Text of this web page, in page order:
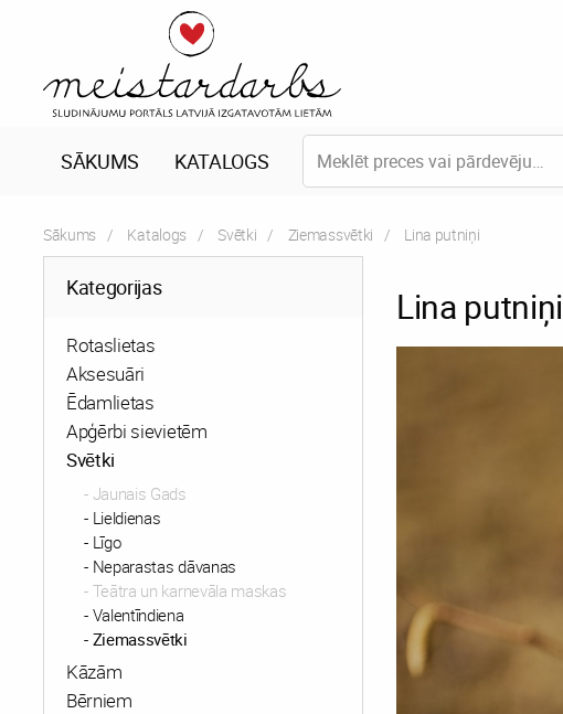
SĀKUMS KATALOGS
Sākums Katalogs Svētki Ziemassvētki Current:
Lina putniņi
Kategorijas
Rotaslietas
Aksesuāri
Ēdamlietas
Apģērbi sievietēm
Svētki
Jaunais Gads
Lieldienas
Līgo
Neparastas dāvanas
Teātra un karnevāla maskas
Valentīndiena
Ziemassvētki
Kāzām
Bērniem
Lina putniņi